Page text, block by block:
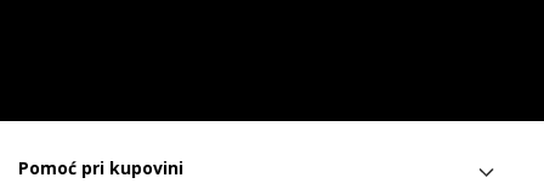
Pomoć pri kupovini